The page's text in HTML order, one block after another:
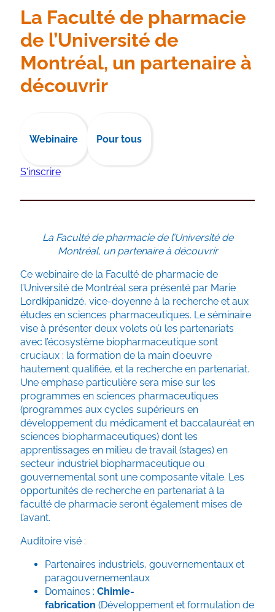
La Faculté de pharmacie
de l’Université de
Montréal, un partenaire à
découvrir
Webinaire Pour tous
S'inscrire
La Faculté de pharmacie de l’Université de
Montréal, un partenaire à découvrir
Ce webinaire de la Faculté de pharmacie de
l’Université de Montréal sera présenté par Marie
Lordkipanidzé, vice-doyenne à la recherche et aux
études en sciences pharmaceutiques. Le séminaire
vise à présenter deux volets où les partenariats
avec l’écosystème biopharmaceutique sont
cruciaux : la formation de la main d’oeuvre
hautement qualifiée, et la recherche en partenariat.
Une emphase particulière sera mise sur les
programmes en sciences pharmaceutiques
(programmes aux cycles supérieurs en
développement du médicament et baccalauréat en
sciences biopharmaceutiques) dont les
apprentissages en milieu de travail (stages) en
secteur industriel biopharmaceutique ou
gouvernemental sont une composante vitale. Les
opportunités de recherche en partenariat à la
faculté de pharmacie seront également mises de
l’avant.
Auditoire visé :
Partenaires industriels, gouvernementaux et
paragouvernementaux
Domaines : Chimie-
fabrication (Développement et formulation de